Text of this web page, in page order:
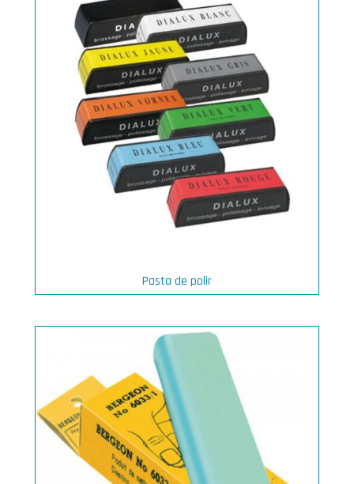
Pasta de polir